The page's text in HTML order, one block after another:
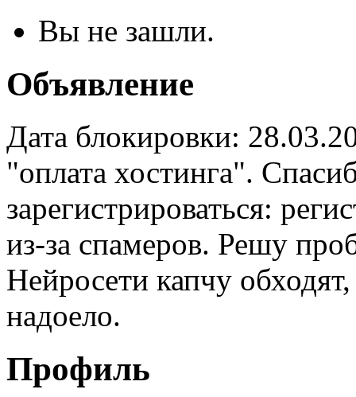
Вы не зашли.
Объявление
Дата блокировки:
"оплата хостинга".
зарегистрироваться:
из-за спамеров. Решу
Нейросети капчу
надоело.
Профиль